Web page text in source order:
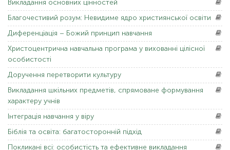
Викладання основних цінностей
Благочестивий розум: Невидиме ядро ​​християнської освіти
Диференціація – Божий принцип навчання
Христоцентрична навчальна програма у вихованні цілісної
особистості
Доручення перетворити культуру
Викладання шкільних предметів, спрямоване формування
характеру учнів
Інтеграція навчання у віру
Біблія та освіта: багатосторонній підхід
Покликані всі: особистість та ефективне викладання